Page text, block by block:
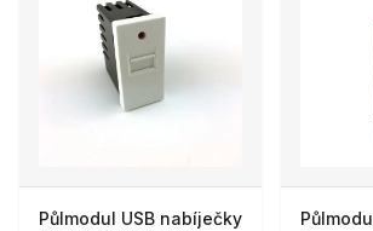
Půlmodul USB nabíječky